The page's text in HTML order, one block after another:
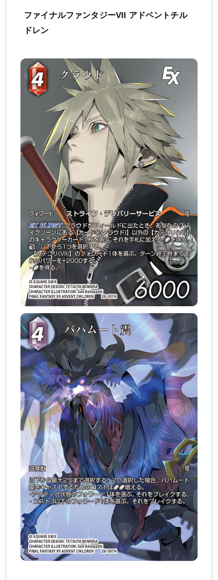
ファイナルファンタジーVII アドベントチル
ドレン